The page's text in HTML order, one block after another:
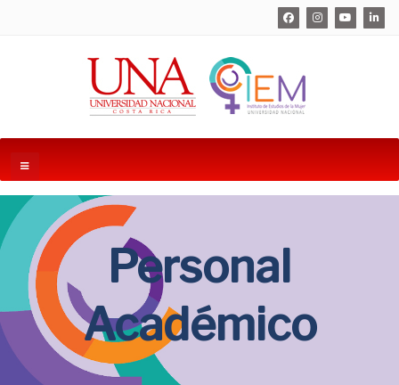
Personal
Académico